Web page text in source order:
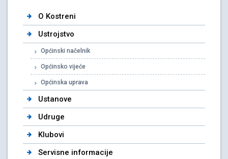
O Kostreni
Ustrojstvo
Općinski načelnik
Općinsko vijeće
Općinska uprava
Ustanove
Udruge
Klubovi
Servisne informacije